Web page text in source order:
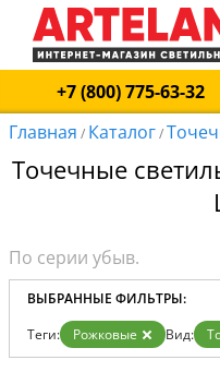
+7 (800) 775-63-32
Главная / Каталог/
Точечные
ВЫБРАННЫЕ ФИЛЬТРЫ:
Теги: Рожковые Вид: